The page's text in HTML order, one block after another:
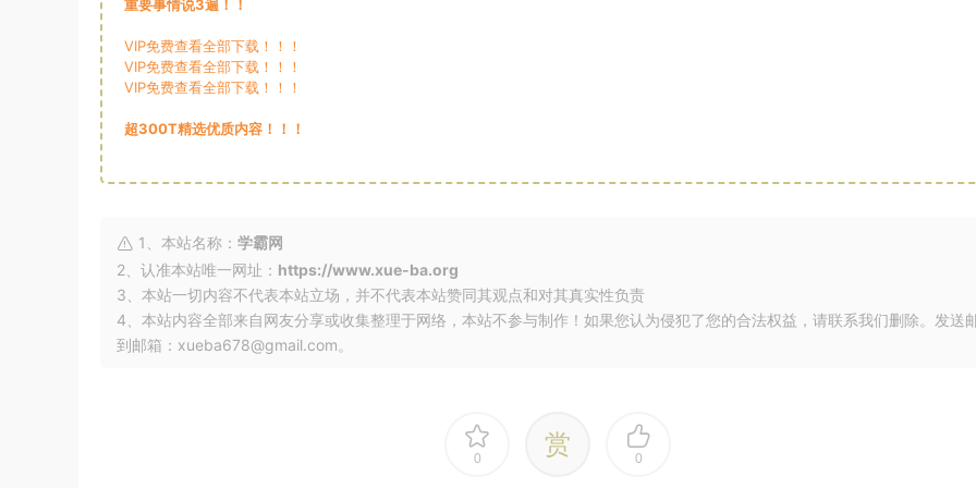
重要事情说3遍！！
VIP免费查看全部下载！！！
VIP免费查看全部下载！！！
VIP免费查看全部下载！！！
超300T精选优质内容！！！
1、本站名称： 学霸网
2、认准本站唯一网址： https://www.xue-ba.org
3、本站一切内容不代表本站立场，并不代表本站赞同其观点和对其真实性负责
4、本站内容全部来自网友分享或收集整理于网络，本站不参与制作！如果您认为侵犯了您的合法权益，请联系我们删除。发送
到邮箱：xueba678@gmail.com。
0 赏 0